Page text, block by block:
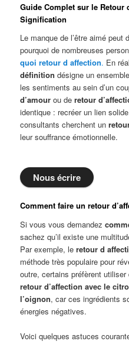
Guide Complet sur le Retour
Signification
Le manque de l’être aimé peut
pourquoi de nombreuses
quoi retour d affection. En
définition désigne un
les sentiments au sein d’un
d’amour ou deretour
identique : recréer un lien
consultants cherchent un
leur souffrance émotionnelle.
Nous écrire
Comment faire un retour
Si vous vous demandez
sachez qu’il existe une
Par exemple, leretour d
méthode très populaire pour
outre, certains préfèrent
retour d’affection avec le
l’oignon, car ces ingrédients
énergies négatives.
Voici quelques astuces